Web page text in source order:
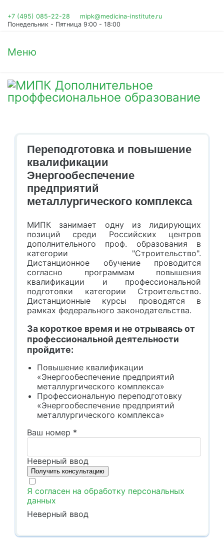
+7 (495) 085-22-28
mipk@medicina-institute.ru
Понедельник - Пятница 9:00 - 18:00
Меню
Переподготовка и повышение
квалификации
Энергообеспечение
предприятий
металлургического комплекса
МИПК занимает одну из лидирующих
позиций среди Российских центров
дополнительного проф. образования в
категории "Строительство".
Дистанционное обучение проводится
согласно программам повышения
квалификации и профессиональной
подготовки категории Строительство.
Дистанционные курсы проводятся в
рамках федерального законодательства.
За короткое время и не отрываясь от
профессиональной деятельности
пройдите:
Повышение квалификации
«Энергообеспечение предприятий
металлургического комплекса»
Профессиональную переподготовку
«Энергообеспечение предприятий
металлургического комплекса»
Ваш номер *
Неверный ввод
Я согласен на обработку персональных
данных
Неверный ввод